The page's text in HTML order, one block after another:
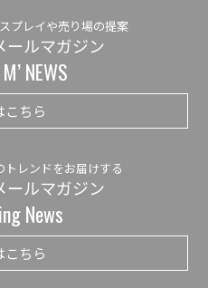
プレイや売り場の提案
ールマガジン
NEWS
こちら
レンドをお届けする
ールマガジン
News
こちら